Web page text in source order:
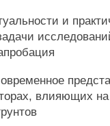
и
влияющих